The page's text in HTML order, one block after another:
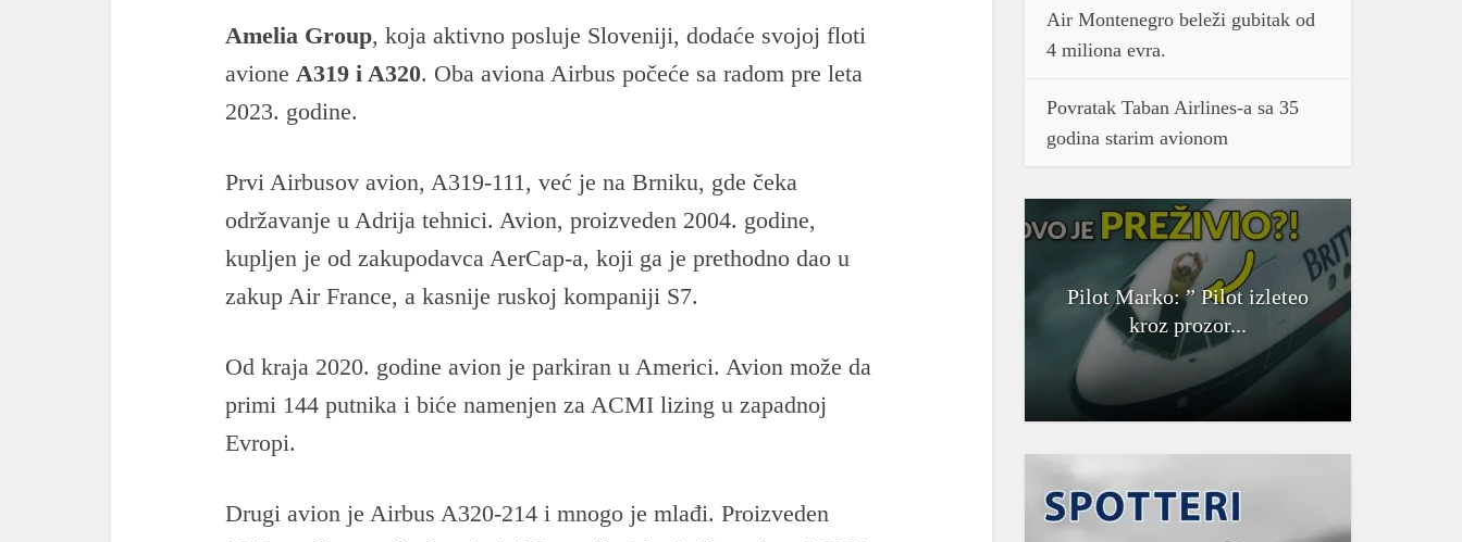
Amelia Group, koja aktivno posluje Sloveniji, dodaće svojoj floti
avione A319 i A320. Oba aviona Airbus počeće sa radom pre leta
2023. godine.
Prvi Airbusov avion, A319-111, već je na Brniku, gde čeka
održavanje u Adrija tehnici. Avion, proizveden 2004. godine,
kupljen je od zakupodavca AerCap-a, koji ga je prethodno dao u
zakup Air France, a kasnije ruskoj kompaniji S7.
Od kraja 2020. godine avion je parkiran u Americi. Avion može da
primi 144 putnika i biće namenjen za ACMI lizing u zapadnoj
Evropi.
Drugi avion je Airbus A320-214 i mnogo je mlađi. Proizveden
Air Montenegro beleži gubitak od
4 miliona evra.
Povratak Taban Airlines-a sa 35
godina starim avionom
Pilot Marko: ” Pilot izleteo
kroz prozor...